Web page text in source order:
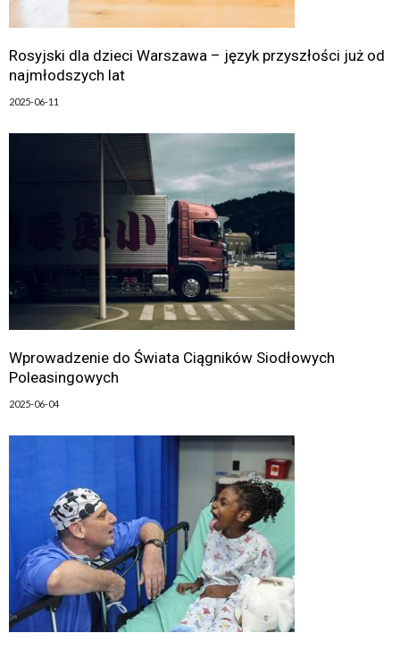
Rosyjski dla dzieci Warszawa – język przyszłości już od
najmłodszych lat
2025-06-11
Wprowadzenie do Świata Ciągników Siodłowych
Poleasingowych
2025-06-04